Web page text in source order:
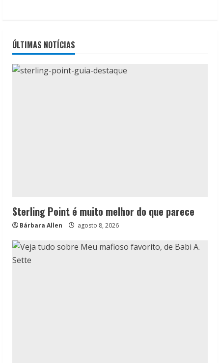
ÚLTIMAS NOTÍCIAS
Sterling Point é muito melhor do que parece
Bárbara Allen agosto 8, 2026